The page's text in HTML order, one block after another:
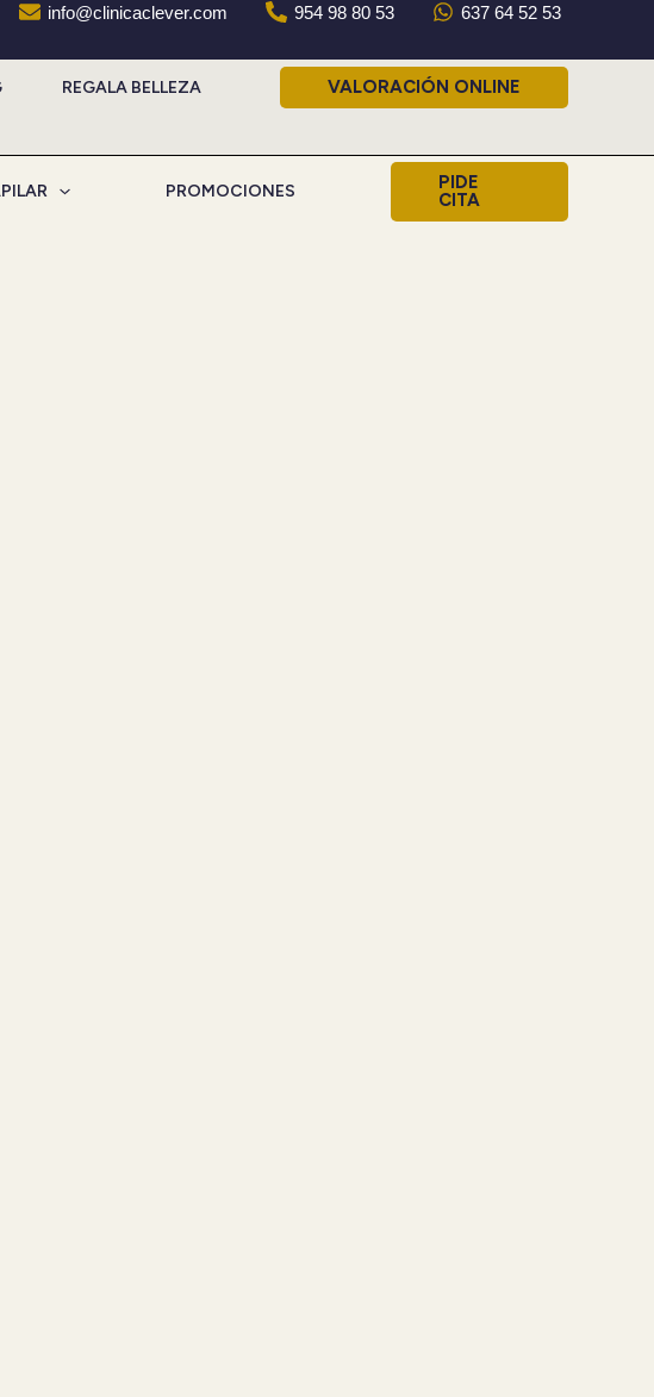
info@clinicaclever.com 954 98 80 53 637 64 52 53
REGALA BELLEZA VALORACIÓN ONLINE
PROMOCIONES
PIDE
CITA